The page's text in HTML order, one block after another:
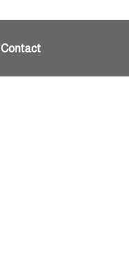
Contact